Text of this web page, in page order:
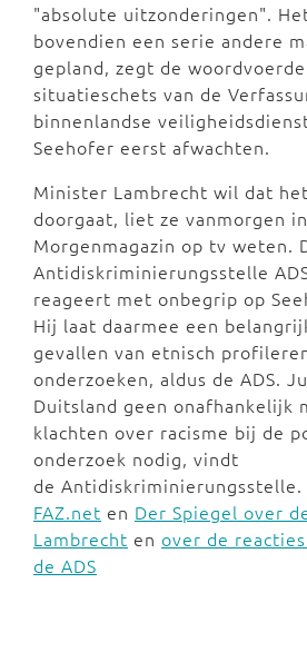
"absolute uitzonderingen".
bovendien een serie andere
gepland, zegt de
situatieschets van de
binnenlandse
Seehofer eerst afwachten.
Minister Lambrecht wil dat
doorgaat, liet ze vanmorgen
Morgenmagazin op tv weten.
Antidiskriminierungsstelle
reageert met onbegrip op
Hij laat daarmee een
gevallen van etnisch
onderzoeken, aldus de ADS.
Duitsland geen onafhankelijk
klachten over racisme bij de
onderzoek nodig, vindt
de Antidiskriminierungsstelle.
FAZ.net en Der Spiegel over
Lambrecht en over de
de ADS